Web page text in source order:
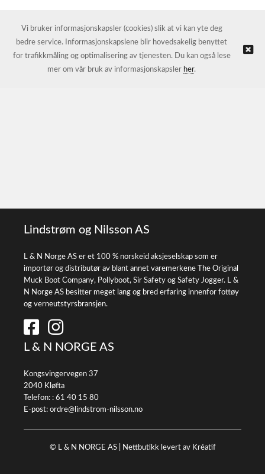
Lindstrøm og Nilsson AS
L & N Norge AS er et 100 % norskeid aksjeselskap som er
importør og distributør av blant annet varemerkene The Original
Muck Boot Company, Pollyboot, Sir Safety og Safety Jogger. L &
N Norge AS besitter meget lang og bred erfaring innenfor fottøy
og verneutstyrsbransjen.
L & N NORGE AS
Kongsvingervegen 37
2040 Kløfta
Telefon: : 61 40 15 80
E-post: ordre@lindstrom-nilsson.no
© L & N NORGE AS | Nettbutikk levert av Kréatif
Vi bruker informasjonskapsler (cookies) slik at vi kan yte deg
bedre service. Informasjonskapslene blir hovedsakelig benyttet
for trafikkmåling og optimalisering av tjenesten. Du kan også lese
mer om vår bruk av informasjonskapsler her.